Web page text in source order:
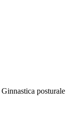
Ginnastica posturale